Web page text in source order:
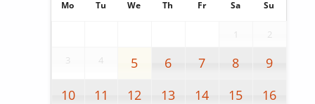
Mo Tu We Th Fr Sa Su
2
3 4 5 6 7 8
9
10
11 12 13 14 15
16